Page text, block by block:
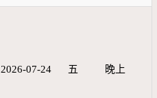
2026-07-24 五 晚上